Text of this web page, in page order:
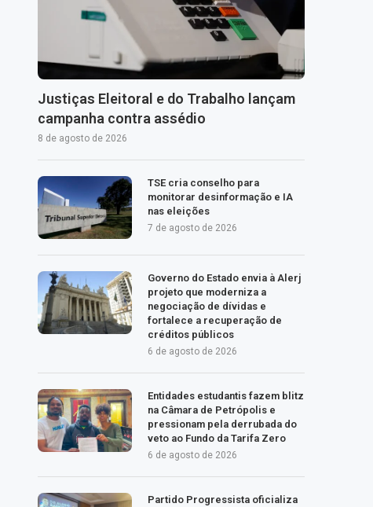
Justiças Eleitoral e do Trabalho lançam
campanha contra assédio
8 de agosto de 2026
TSE cria conselho para
monitorar desinformação e IA
nas eleições
7 de agosto de 2026
Governo do Estado envia à Alerj
projeto que moderniza a
negociação de dívidas e
fortalece a recuperação de
créditos públicos
6 de agosto de 2026
Entidades estudantis fazem blitz
na Câmara de Petrópolis e
pressionam pela derrubada do
veto ao Fundo da Tarifa Zero
6 de agosto de 2026
Partido Progressista oficializa